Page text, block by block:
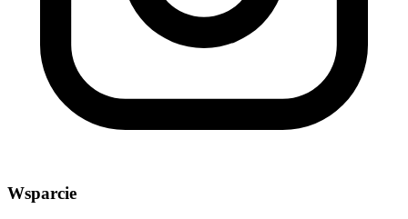
Wsparcie